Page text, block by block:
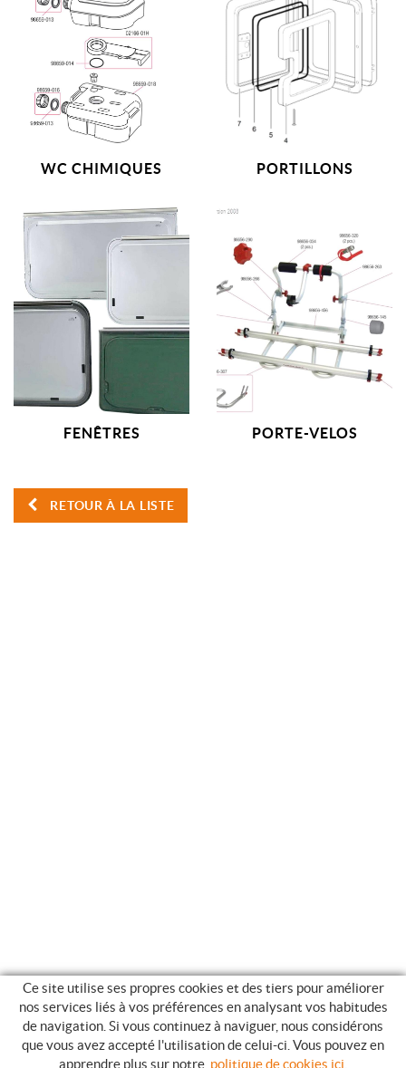
WC CHIMIQUES PORTILLONS
FENÊTRES PORTE-VELOS
RETOUR À LA LISTE
GUIDE DES ACHATS
Ce site utilise ses propres cookies et des tiers pour améliorer
nos services liés à vos préférences en analysant vos habitudes
de navigation. Si vous continuez à naviguer, nous considérons
que vous avez accepté l'utilisation de celui-ci. Vous pouvez en
apprendre plus sur notre politique de cookies ici